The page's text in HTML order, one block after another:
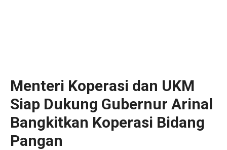
Menteri Koperasi dan UKM
Siap Dukung Gubernur Arinal
Bangkitkan Koperasi Bidang
Pangan